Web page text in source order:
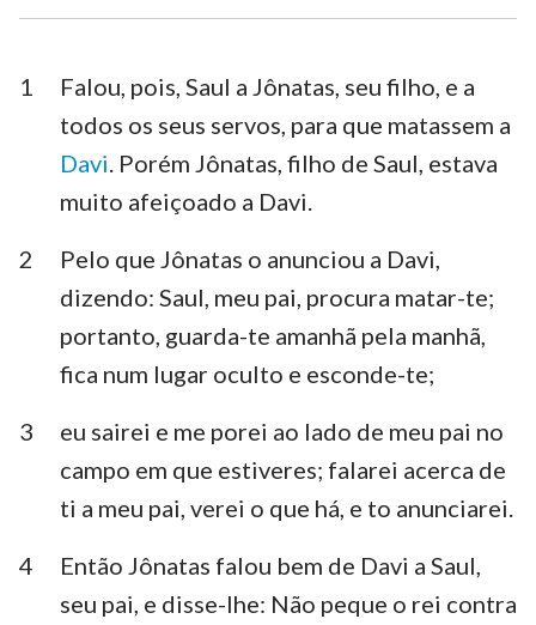
Esdras Neemias
Ester Jó
Salmos Provérbios
Lamentações Ezequiel
Daniel Oséias
Obadias Jonas
Miquéias Naum
Habacuque Sofonias
Ageu Zacarias
1
Falou, pois, Saul a Jônatas, seu filho, e a
todos os seus servos, para que matassem a
Davi . Porém Jônatas, filho de Saul, estava
muito afeiçoado a Davi.
2
Pelo que Jônatas o anunciou a Davi,
dizendo: Saul, meu pai, procura matar-te;
portanto, guarda-te amanhã pela manhã,
fica num lugar oculto e esconde-te;
3
eu sairei e me porei ao lado de meu pai no
campo em que estiveres; falarei acerca de
ti a meu pai, verei o que há, e to anunciarei.
4
Então Jônatas falou bem de Davi a Saul,
seu pai, e disse-lhe: Não peque o rei contra